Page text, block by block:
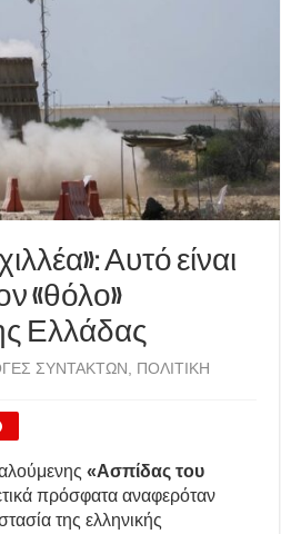
Αυτό είναι
«θόλο»
Ελλάδας
ΣΥΝΤΑΚΤΩΝ , ΠΟΛΙΤΙΚΗ
«Ασπίδας του
πρόσφατα αναφερόταν
της ελληνικής